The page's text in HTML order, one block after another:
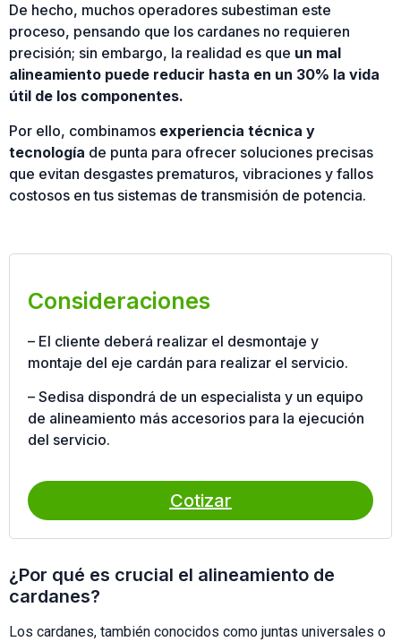
De hecho, muchos operadores subestiman este
proceso, pensando que los cardanes no requieren
precisión; sin embargo, la realidad es que un mal
alineamiento puede reducir hasta en un 30% la vida
útil de los componentes.
Por ello, combinamos experiencia técnica y
tecnología de punta para ofrecer soluciones precisas
que evitan desgastes prematuros, vibraciones y fallos
costosos en tus sistemas de transmisión de potencia.
Consideraciones
– El cliente deberá realizar el desmontaje y
montaje del eje cardán para realizar el servicio.
– Sedisa dispondrá de un especialista y un equipo
de alineamiento más accesorios para la ejecución
del servicio.
Cotizar
¿Por qué es crucial el alineamiento de
cardanes?
Los cardanes, también conocidos como juntas universales o